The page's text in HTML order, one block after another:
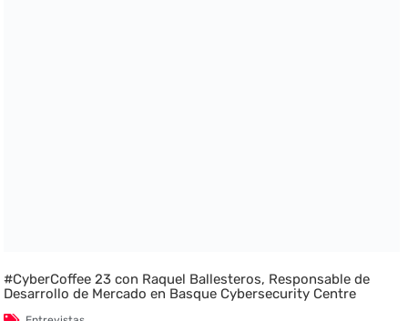
#CyberCoffee 23 con Raquel Ballesteros, Responsable de
Desarrollo de Mercado en Basque Cybersecurity Centre